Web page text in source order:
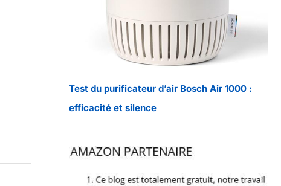
Test du purificateur d’air Bosch Air 1000 :
efficacité et silence